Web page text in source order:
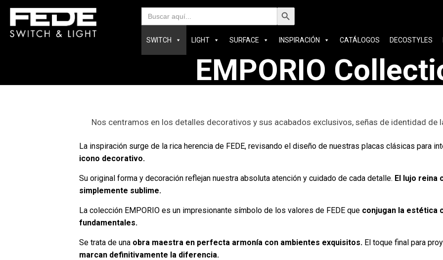
Buscar:
Botón de búsqueda
SWITCH LIGHT SURFACE INSPIRACIÓN CATÁLOGOS DECOSTYLES
EMPORIO
Nos centramos en los detalles decorativos y sus acabados exclusivos, señas de identidad de
La inspiración surge de la rica herencia de FEDE, revisando el diseño de nuestras placas clásicas para
icono decorativo.
Su original forma y decoración reflejan nuestra absoluta atención y cuidado de cada detalle. El lujo reina
simplemente sublime.
La colección EMPORIO es un impresionante símbolo de los valores de FEDE que conjugan la estética
fundamentales.
Se trata de una obra maestra en perfecta armonía con ambientes exquisitos.El toque final para
marcan definitivamente la diferencia.